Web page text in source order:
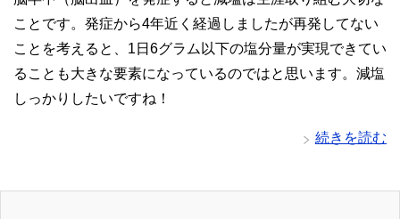
ことです。発症から4年近く経過しましたが再発してない
ことを考えると、1日6グラム以下の塩分量が実現できてい
ることも大きな要素になっているのではと思います。減塩
しっかりしたいですね！
続きを読む